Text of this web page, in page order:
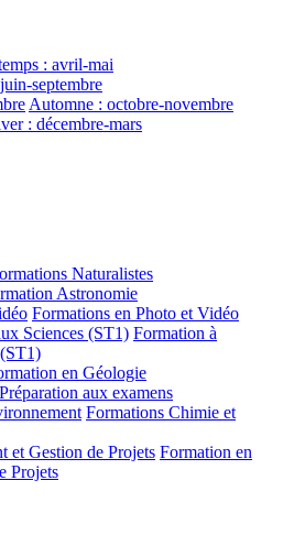
: avril-mai
septembre
Automne : octobre-novembre
: décembre-mars
Naturalistes
Astronomie
Formations en Photo et Vidéo
Sciences (ST1) Formation à
en Géologie
Préparation aux examens
Formations Chimie et
et Gestion de Projets Formation en
Projets